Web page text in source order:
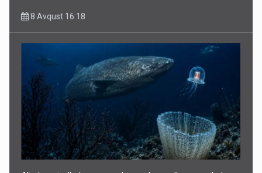
8 Avqust 16:18